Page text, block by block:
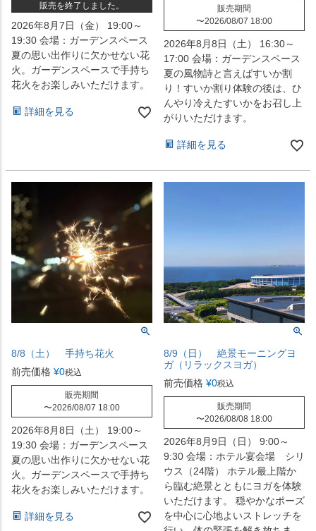
販売を終了しました。
2026年8月7日（金） 19:00～
19:30 会場：ガーデンスペース
夏の思い出作りに欠かせない花
火。ガーデンスペースで手持ち
花火をお楽しみいただけます。
詳細を見る
販売期間
〜2026/08/07 18:00
2026年8月8日（土） 16:30～
17:00 会場：ガーデンスペース
夏の風物詩と言えばすいか割
り！すいか割り体験の後は、ひ
んやり冷えたすいかをお召し上
がりいただけます。
詳細を見る
8/8（土） 手持ち花火
前売価格 ¥0税込
販売期間
〜2026/08/07 18:00
2026年8月8日（土） 19:00～
19:30 会場：ガーデンスペース
夏の思い出作りに欠かせない花
火。ガーデンスペースで手持ち
花火をお楽しみいただけます。
詳細を見る
8/9（日） 絶景モーニングヨ
ガ（リラックスヨガ）
前売価格 ¥0税込
販売期間
〜2026/08/08 18:00
2026年8月9日（日） 9:00～
9:30 会場：ホテル宴会場 シリ
ウス（24階） ホテル最上階か
ら臨む絶景とともにヨガを体験
いただけます。 穏やかなポーズ
を中心に心地よいストレッチを